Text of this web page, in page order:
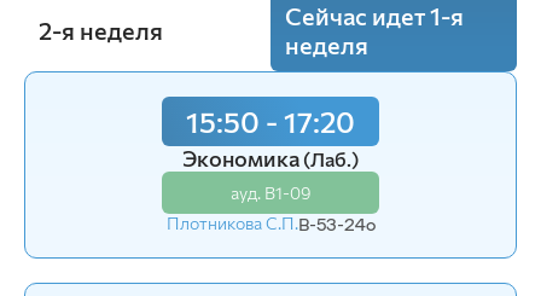
2-я неделя
Сейчас идет 1-я
неделя
15:50 - 17:20
Экономика(Лаб.)
ауд. В1-09
Плотникова С.П.В-53-24o